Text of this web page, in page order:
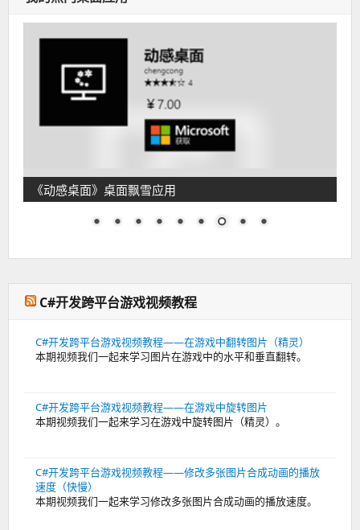
《导航栏》实现桌面零图标工具
C#开发跨平台游戏视频教程
C#开发跨平台游戏视频教程——在游戏中翻转图片（精灵）
本期视频我们一起来学习图片在游戏中的水平和垂直翻转。
C#开发跨平台游戏视频教程——在游戏中旋转图片
本期视频我们一起来学习在游戏中旋转图片（精灵）。
C#开发跨平台游戏视频教程——修改多张图片合成动画的播放
速度（快慢）
本期视频我们一起来学习修改多张图片合成动画的播放速度。